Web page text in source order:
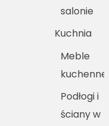
salonie
Kuchnia
Meble
kuchenne
Podłogi i
ściany w